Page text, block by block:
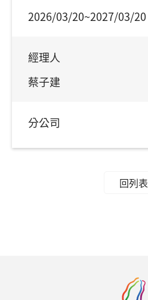
2026/03/20~2027/03/20
經理人
蔡子建
分公司
回列表